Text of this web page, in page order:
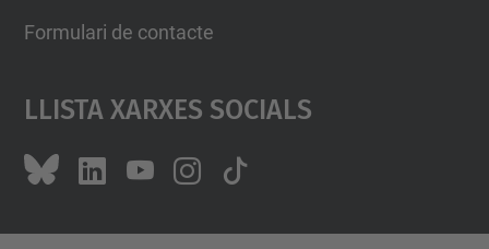
Formulari de contacte
Llista Xarxes Socials